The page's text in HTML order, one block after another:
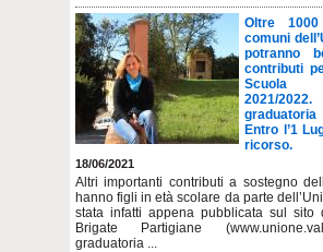
Oltre
comuni
potranno
contributi
Scuola
2021/
Entro l’1
ricorso.
18/06/2021
Altri importanti contributi a sostegno
hanno figli in età scolare da parte
stata infatti appena pubblicata sul sito
Brigate Partigiane
graduatoria ...